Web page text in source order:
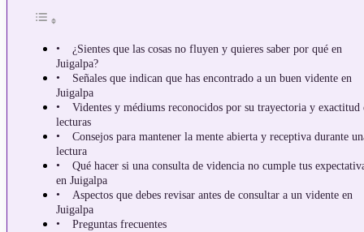
¿Sientes que las cosas no fluyen y quieres saber por qué en
Juigalpa?
Señales que indican que has encontrado a un buen vidente en
Juigalpa
Videntes y médiums reconocidos por su trayectoria y exactitud
lecturas
Consejos para mantener la mente abierta y receptiva durante
lectura
Qué hacer si una consulta de videncia no cumple tus
en Juigalpa
Aspectos que debes revisar antes de consultar a un vidente en
Juigalpa
Preguntas frecuentes